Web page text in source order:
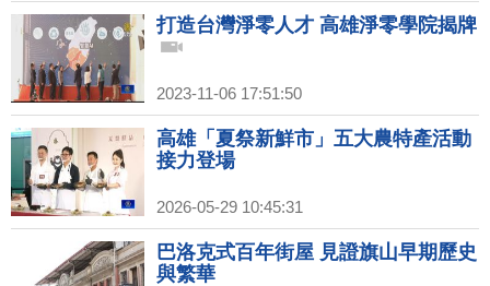
打造台灣淨零人才 高雄淨零學院揭牌
2023-11-06 17:51:50
高雄「夏祭新鮮市」五大農特產活動
接力登場
2026-05-29 10:45:31
巴洛克式百年街屋 見證旗山早期歷史
與繁華